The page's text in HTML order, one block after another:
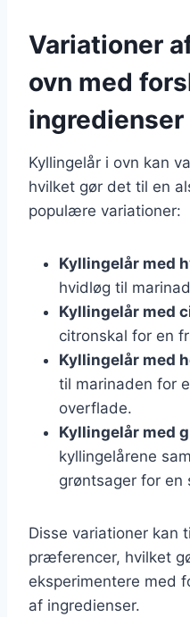
Variationer
ovn med
ingredienser
Kyllingelår i ovn kan
hvilket gør det til en
populære variationer:
Kyllingelår med
hvidløg til
Kyllingelår med
citronskal for en
Kyllingelår med
til marinaden for
overflade.
Kyllingelår med
kyllingelårene
grøntsager for en
Disse variationer kan
præferencer, hvilket
eksperimentere med
af ingredienser.